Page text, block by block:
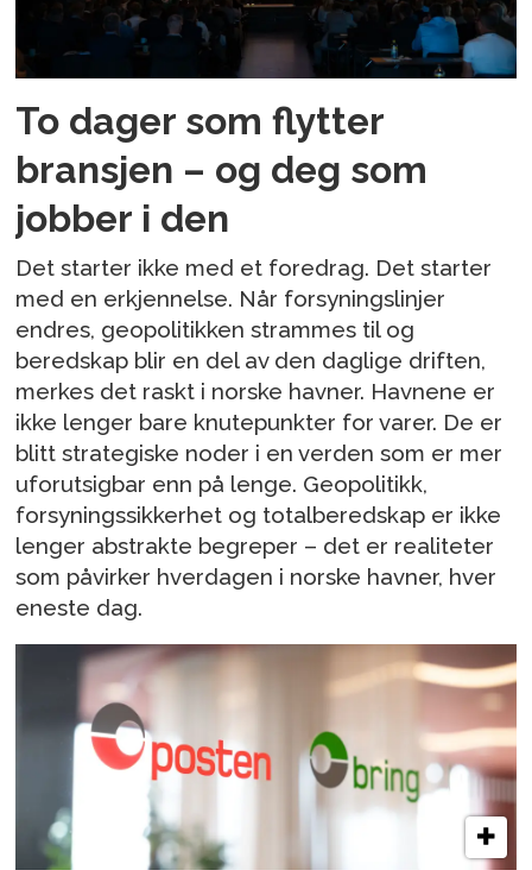
To dager som flytter
bransjen – og deg som
jobber i den
Det starter ikke med et foredrag. Det starter
med en erkjennelse. Når forsyningslinjer
endres, geopolitikken strammes til og
beredskap blir en del av den daglige driften,
merkes det raskt i norske havner. Havnene er
ikke lenger bare knutepunkter for varer. De er
blitt strategiske noder i en verden som er mer
uforutsigbar enn på lenge. Geopolitikk,
forsyningssikkerhet og totalberedskap er ikke
lenger abstrakte begreper – det er realiteter
som påvirker hverdagen i norske havner, hver
eneste dag.